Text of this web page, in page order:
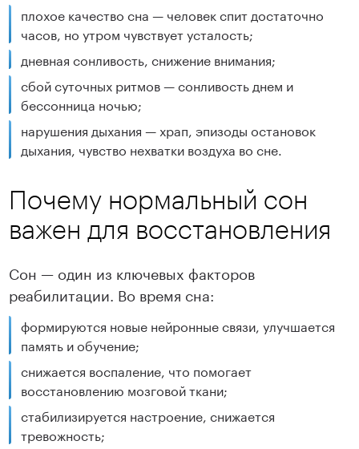
плохое качество сна — человек спит достаточно
часов, но утром чувствует усталость;
дневная сонливость, снижение внимания;
сбой суточных ритмов — сонливость днем и
бессонница ночью;
нарушения дыхания — храп, эпизоды остановок
дыхания, чувство нехватки воздуха во сне.
Почему нормальный сон
важен для восстановления
Сон — один из ключевых факторов
реабилитации. Во время сна:
формируются новые нейронные связи, улучшается
память и обучение;
снижается воспаление, что помогает
восстановлению мозговой ткани;
стабилизируется настроение, снижается
тревожность;